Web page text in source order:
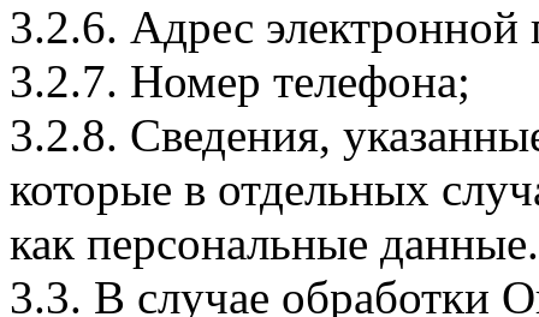
3.2.6. Адрес электронной
3.2.7. Номер телефона;
3.2.8. Сведения,
которые в отдельных
как персональные данные.
3.3. В случае обработки